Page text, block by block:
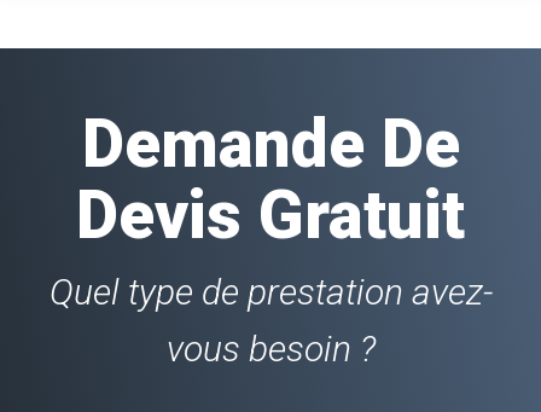
Demande De
Devis Gratuit
Quel type de prestation avez-
vous besoin ?